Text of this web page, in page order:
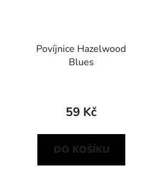
Povíjnice Hazelwood
Blues
59 Kč
DO KOŠÍKU